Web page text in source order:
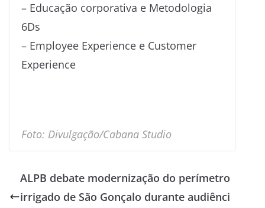
– Educação corporativa e Metodologia
6Ds
– Employee Experience e Customer
Experience
Foto: Divulgação/Cabana Studio
ALPB debate modernização do perímetro
irrigado de São Gonçalo durante audiênci